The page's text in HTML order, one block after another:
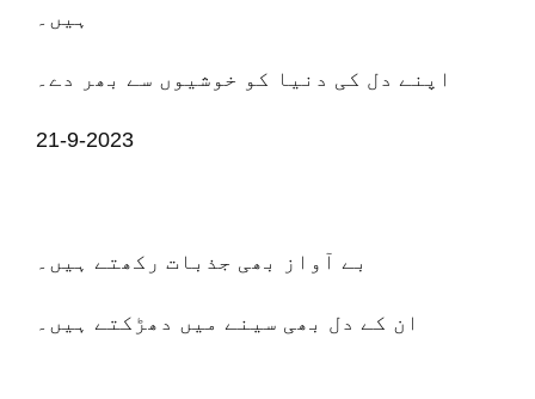
ہیں۔
اپنے دل کی دنیا کو خوشیوں سے بھر دے۔
21-9-2023
بے آواز بھی جذبات رکھتے ہیں۔
ان کے دل بھی سینے میں دھڑکتے ہیں۔